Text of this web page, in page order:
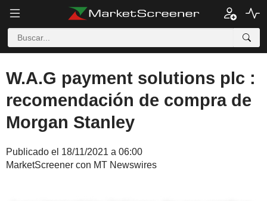
W.A.G payment solutions plc :
recomendación de compra de
Morgan Stanley
Publicado el 18/11/2021 a 06:00
MarketScreener con MT Newswires